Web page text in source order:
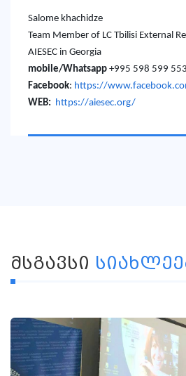
Salome khachidze
Team Member of LC Tbilisi External
AIESEC in Georgia
mobile/Whatsapp +995 598 599 553
Facebook: https://
WEB: https://aiesec.org/
ᲛᲡᲒᲐᲕᲡᲘ